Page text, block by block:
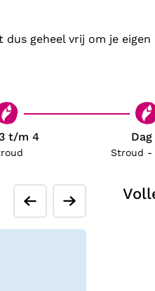
Je
geheel vrij om je
t/m 4 Dag
Stroud -